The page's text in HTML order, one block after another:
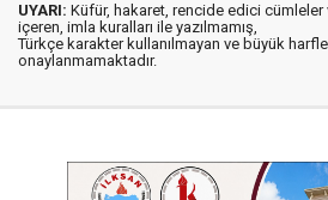
UYARI: Küfür, hakaret, rencide edici cümleler
içeren, imla kuralları ile yazılmamış,
Türkçe karakter kullanılmayan ve büyük
onaylanmamaktadır.